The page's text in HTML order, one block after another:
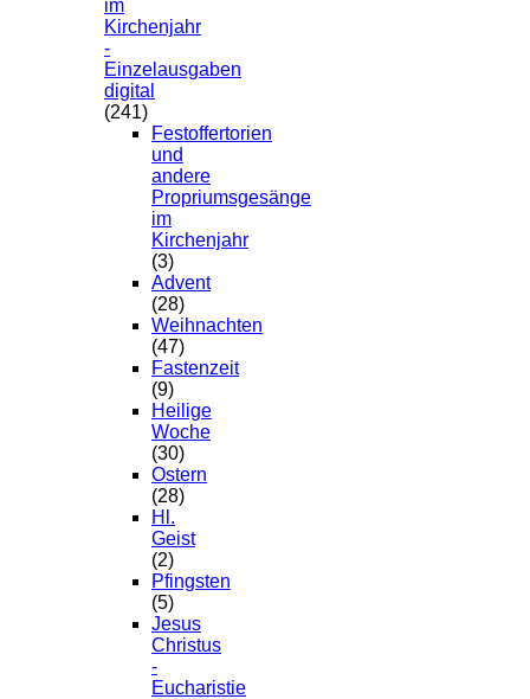
im
Kirchenjahr
-
Einzelausgaben
digital
(241)
Festoffertorien
und
andere
Propriumsgesänge
im
Kirchenjahr
(3)
Advent
(28)
Weihnachten
(47)
Fastenzeit
(9)
Heilige
Woche
(30)
Ostern
(28)
Hl.
Geist
(2)
Pfingsten
(5)
Jesus
Christus
-
Eucharistie